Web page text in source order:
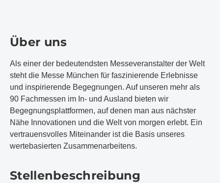
Über uns
Als einer der bedeutendsten Messeveranstalter der Welt
steht die Messe München für faszinierende Erlebnisse
und inspirierende Begegnungen. Auf unseren mehr als
90 Fachmessen im In- und Ausland bieten wir
Begegnungsplattformen, auf denen man aus nächster
Nähe Innovationen und die Welt von morgen erlebt. Ein
vertrauensvolles Miteinander ist die Basis unseres
wertebasierten Zusammenarbeitens.
Stellenbeschreibung